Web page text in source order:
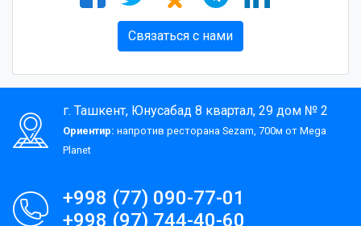
Связаться с нами
г. Ташкент, Юнусабад 8 квартал, 29 дом № 2
Ориентир: напротив ресторана Sezam, 700м от Mega
Planet
+998 (77) 090-77-01
+998 (97) 744-40-60